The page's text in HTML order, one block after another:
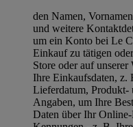
den Namen,
und weitere
um ein Konto bei Le
Einkauf zu tätigen
Store oder auf unserer
Ihre Einkaufsdaten, z.
Lieferdatum, Produkt-
Angaben, um Ihre
Daten über Ihr